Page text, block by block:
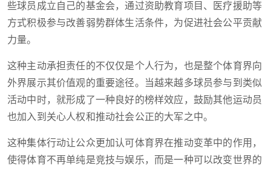
些球员成立自己的基金会，通过资助教育项目、医疗援助等
方式积极参与改善弱势群体生活条件，为促进社会公平贡献
力量。
这种主动承担责任的不仅仅是个人行为，也是整个体育界向
外界展示其价值观的重要途径。当越来越多球员参与到类似
活动中时，就形成了一种良好的榜样效应，鼓励其他运动员
也加入到关心人权和推动社会公正的大军之中。
这种集体行动让公众更加认可体育界在推动变革中的作用，
使得体育不再单纯是竞技与娱乐，而是一种可以改变世界的